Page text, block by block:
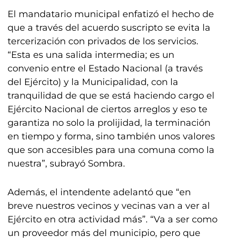
El mandatario municipal enfatizó el hecho de
que a través del acuerdo suscripto se evita la
tercerización con privados de los servicios.
“Esta es una salida intermedia; es un
convenio entre el Estado Nacional (a través
del Ejército) y la Municipalidad, con la
tranquilidad de que se está haciendo cargo el
Ejército Nacional de ciertos arreglos y eso te
garantiza no solo la prolijidad, la terminación
en tiempo y forma, sino también unos valores
que son accesibles para una comuna como la
nuestra”, subrayó Sombra.
Además, el intendente adelantó que “en
breve nuestros vecinos y vecinas van a ver al
Ejército en otra actividad más”. “Va a ser como
un proveedor más del municipio, pero que